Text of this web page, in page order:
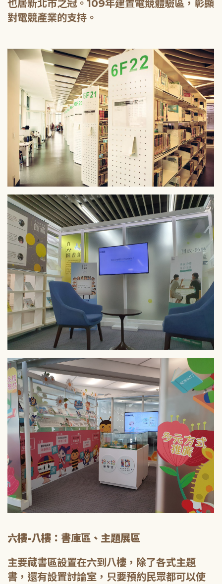
也居新北市之冠。109年建置電競體驗區，彰顯
對電競產業的支持。
六樓-八樓：書庫區、主題展區
主要藏書區設置在六到八樓，除了各式主題
書，還有設置討論室，只要預約民眾都可以使